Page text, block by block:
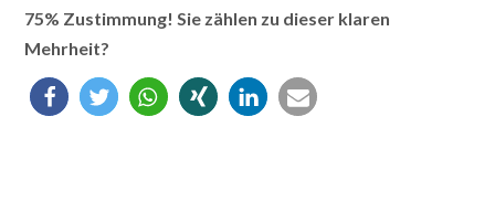
75% Zustimmung! Sie zählen zu dieser klaren
Mehrheit?